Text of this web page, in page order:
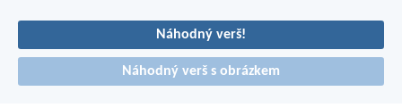
Náhodný verš!
Náhodný verš s obrázkem